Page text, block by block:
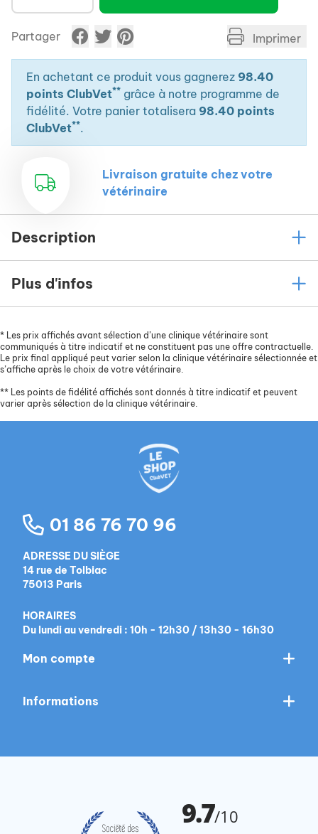
Partager Imprimer
En achetant ce produit vous gagnerez 98.40
points ClubVet** grâce à notre programme de
fidélité. Votre panier totalisera 98.40 points
ClubVet**.
Livraison gratuite chez votre
vétérinaire
Description
Plus d'infos
* Les prix affichés avant sélection d’une clinique vétérinaire sont
communiqués à titre indicatif et ne constituent pas une offre contractuelle.
Le prix final appliqué peut varier selon la clinique vétérinaire sélectionnée et
s’affiche après le choix de votre vétérinaire.
** Les points de fidélité affichés sont donnés à titre indicatif et peuvent
varier après sélection de la clinique vétérinaire.
01 86 76 70 96
ADRESSE DU SIÈGE
14 rue de Tolbiac
75013 Paris
HORAIRES
Du lundi au vendredi : 10h - 12h30 / 13h30 - 16h30
Mon compte
Informations